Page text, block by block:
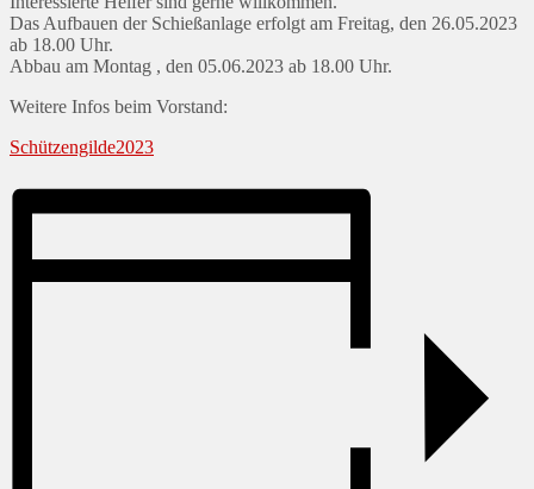
Das Aufbauen der Schießanlage erfolgt am Freitag, den 26.05.2023
ab 18.00 Uhr.
Abbau am Montag , den 05.06.2023 ab 18.00 Uhr.
Weitere Infos beim Vorstand:
Schützengilde2023